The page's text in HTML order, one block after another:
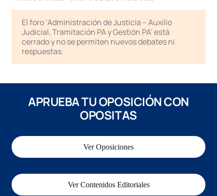
El foro ‘Administración de Justicia – Auxilio
Judicial, Tramitación PA y Gestión PA’ está
cerrado y no se permiten nuevos debates ni
respuestas.
APRUEBA TU OPOSICIÓN CON
OPOSITAS
Ver Oposiciones
Ver Contenidos Editoriales